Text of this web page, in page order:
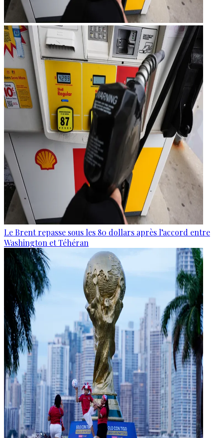
Le Brent repasse sous les 80 dollars après l’accord entre
Washington et Téhéran